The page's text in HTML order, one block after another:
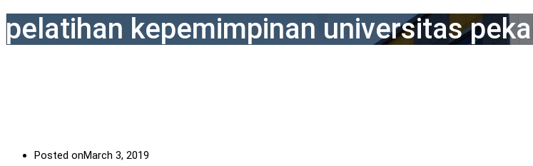
pelatihan kepemimpinan universitas
Posted onMarch 3, 2019